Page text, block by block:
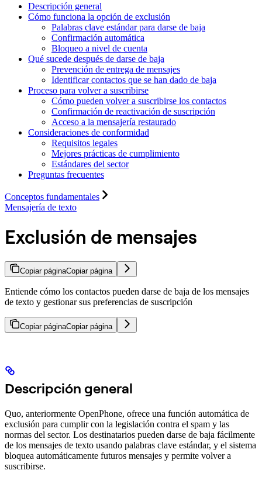
Descripción general
Cómo funciona la opción de exclusión
Palabras clave estándar para darse de baja
Confirmación automática
Bloqueo a nivel de cuenta
Qué sucede después de darse de baja
Prevención de entrega de mensajes
Identificar contactos que se han dado de baja
Proceso para volver a suscribirse
Cómo pueden volver a suscribirse los contactos
Confirmación de reactivación de suscripción
Acceso a la mensajería restaurado
Consideraciones de conformidad
Requisitos legales
Mejores prácticas de cumplimiento
Estándares del sector
Preguntas frecuentes
Conceptos fundamentales
Mensajería de texto
Exclusión de mensajes
Copiar páginaCopiar página
Entiende cómo los contactos pueden darse de baja de los mensajes
de texto y gestionar sus preferencias de suscripción
Copiar páginaCopiar página
Descripción general
Quo, anteriormente OpenPhone, ofrece una función automática de
exclusión para cumplir con la legislación contra el spam y las
normas del sector. Los destinatarios pueden darse de baja fácilmente
de los mensajes de texto usando palabras clave estándar, y el sistema
bloquea automáticamente futuros mensajes y permite volver a
suscribirse.